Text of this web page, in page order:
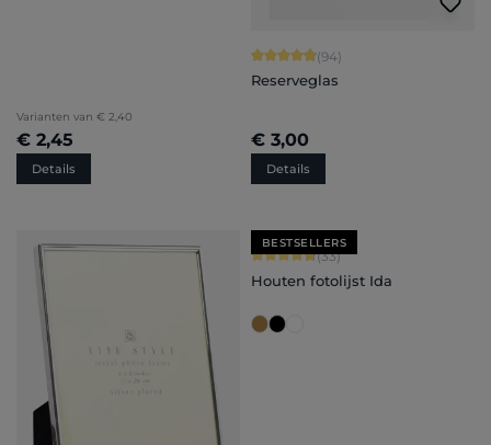
Varianten van € 2,40
€ 2,45
Details
Gemiddelde waardering van 4.94
(94)
Reserveglas
€ 3,00
Details
BESTSELLERS
Gemiddelde waardering van 4.79
(33)
Houten fotolijst Ida